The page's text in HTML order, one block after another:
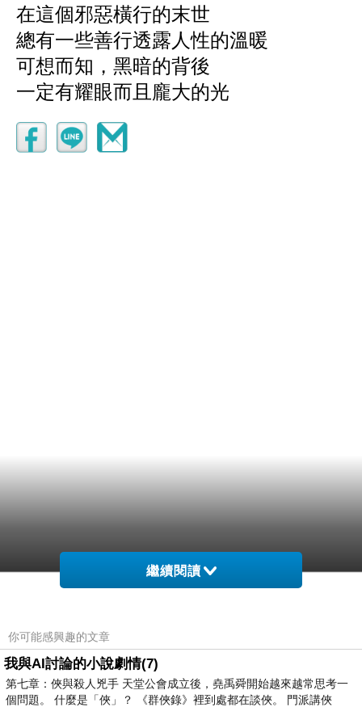
在這個邪惡橫行的末世
總有一些善行透露人性的溫暖
可想而知，黑暗的背後
一定有耀眼而且龐大的光
繼續閱讀
你可能感興趣的文章
我與AI討論的小說劇情(7)
第七章：俠與殺人兇手 天堂公會成立後，堯禹舜開始越來越常思考一
個問題。 什麼是「俠」？ 《群俠錄》裡到處都在談俠。 門派講俠